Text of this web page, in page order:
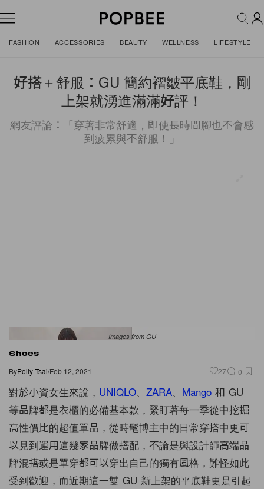
FASHION ACCESSORIES BEAUTY WELLNESS LIFESTYLE
好搭＋舒服：GU 簡約褶皺平底鞋，剛
上架就湧進滿滿好評！
網友評論：「穿著非常舒適，即使長時間腳也不會感
到疲累與不舒服！」
Images from GU
Shoes
ByPolly Tsai/Feb 12, 2021 27 0
對於小資女生來說， UNIQLO ZARA Mango 和 GU
等品牌都是衣櫃的必備基本款，緊盯著每一季從中挖掘
高性價比的超值單品，從時髦博主中的日常穿搭中更可
以見到運用這幾家品牌做搭配，不論是與設計師高端品
牌混搭或是單穿都可以穿出自己的獨有風格，難怪如此
受到歡迎，而近期這一雙 GU 新上架的平底鞋更是引起